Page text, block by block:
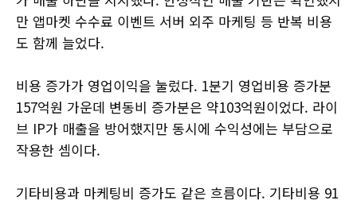
만 앱마켓 수수료 이벤트 서버 외주 마케팅 등 반복 비용
도 함께 늘었다.
비용 증가가 영업이익을 눌렀다. 1분기 영업비용 증가분
157억원 가운데 변동비 증가분은 약103억원이었다. 라이
브 IP가 매출을 방어했지만 동시에 수익성에는 부담으로
작용한 셈이다.
기타비용과 마케팅비 증가도 같은 흐름이다. 기타비용 91